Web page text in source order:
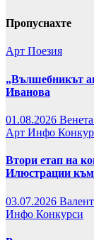
Пропуснахте
Арт Поезия
„Вълшебникът
Иванова
01.08.2026
Арт Инфо
Втори етап на
Илюстрации към
03.07.2026
Инфо Конкурси